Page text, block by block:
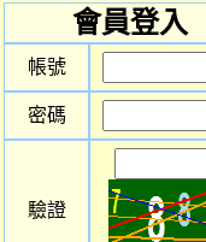
會員登入
帳號
密碼
驗證